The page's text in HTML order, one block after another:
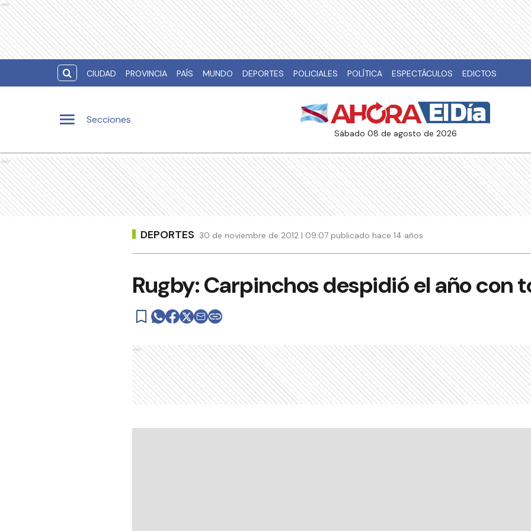
Ads
CIUDAD PROVINCIA PAÍS MUNDO DEPORTES POLICIALES POLÍTICA ESPECTÁCULOS EDICTOS
Secciones
sábado 08 de agosto de 2026
Ads
DEPORTES 30 de noviembre de 2012 | 09:07 publicado hace 14 años
Rugby: Carpinchos despidió el año con
Ads